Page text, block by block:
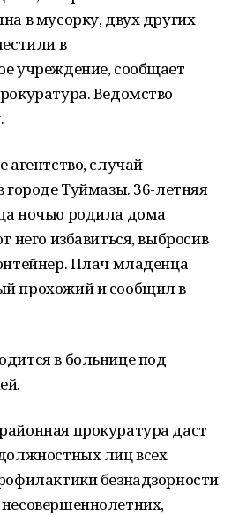
в мусорку, двух других
в
учреждение, сообщает
Ведомство
агентство, случай
Туймазы. 36-летняя
ночью родила дома
него избавиться, выбросив
Плач младенца
прохожий и сообщил в
в больнице под
прокуратура даст
лиц всех
безнадзорности